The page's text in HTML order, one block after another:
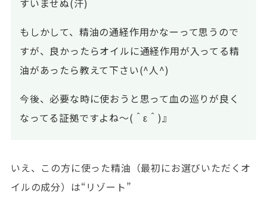
もしかして、精油の通経作用かなーって思うので
すが、良かったらオイルに通経作用が入ってる精
油があったら教えて下さい(^人^)
今後、必要な時に使おうと思って血の巡りが良く
なってる証拠ですよね～(＾ε＾)』
いえ、この方に使った精油（最初にお選びいただくオ
イルの成分）は“リゾート”